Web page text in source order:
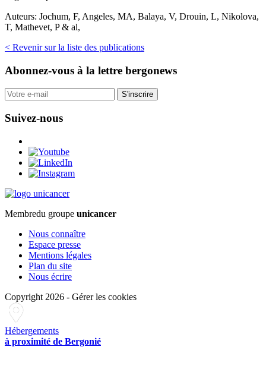
Auteurs: Jochum, F, Angeles, MA, Balaya, V, Drouin, L, Nikolova,
T, Mathevet, P & al,
< Revenir sur la liste des publications
Abonnez-vous à la lettre bergonews
S'inscrire
Suivez-nous
Membredu groupe unicancer
Nous connaître
Espace presse
Mentions légales
Plan du site
Nous écrire
Copyright 2026 - Gérer les cookies
Hébergements
à proximité de Bergonié